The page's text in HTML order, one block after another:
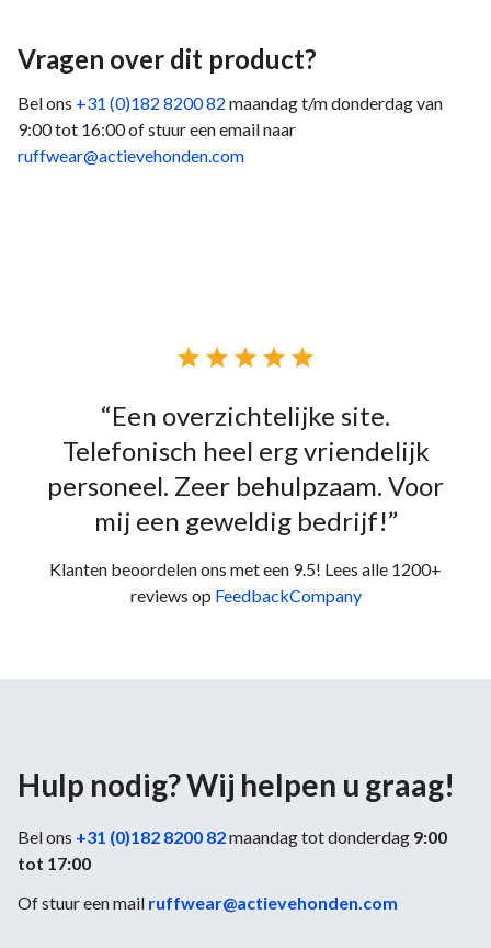
Vragen over dit product?
Bel ons +31 (0)182 8200 82 maandag t/m donderdag van
9:00 tot 16:00 of stuur een email naar
ruffwear@actievehonden.com
    
“Een overzichtelijke site.
Telefonisch heel erg vriendelijk
personeel. Zeer behulpzaam. Voor
mij een geweldig bedrijf!”
Klanten beoordelen ons met een 9.5! Lees alle 1200+
reviews op FeedbackCompany
Hulp nodig? Wij helpen u graag!
Bel ons +31 (0)182 8200 82maandag tot donderdag 9:00
tot 17:00
Of stuur een mail ruffwear@actievehonden.com